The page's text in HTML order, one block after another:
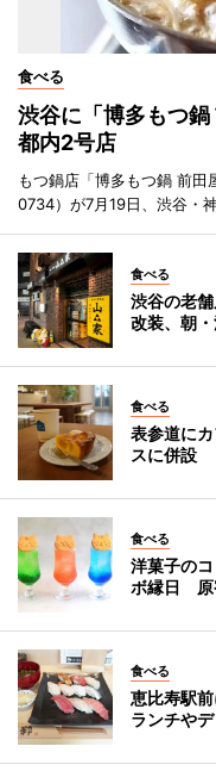
食べる
渋谷に「博多もつ
都内2号店
もつ鍋店「博多もつ鍋 前
0734）が7月19日、渋谷・
食べる
渋谷の老
改装、朝
食べる
表参道に
スに併設
食べる
洋菓子の
ボ縁日 原
食べる
恵比寿駅
ランチや